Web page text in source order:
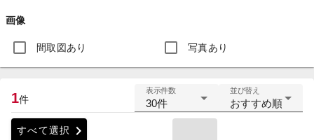
画像
間取図あり 写真あり
1件
表示件数
30件
並び替え
おすすめ順
すべて選択 chevron_right